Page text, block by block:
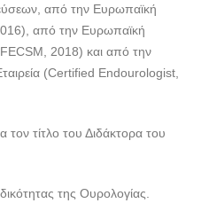
από την Ευρωπαϊκή
από την Ευρωπαϊκή
2018) και από την
(Certified Endourologist,
τίτλο του Διδάκτορα του
της Ουρολογίας.